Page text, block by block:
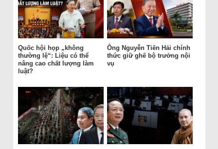
Quốc hội họp „không
thường lệ“: Liệu có thể
nâng cao chất lượng làm
luật?
Ông Nguyễn Tiến Hải chính
thức giữ ghế bộ trưởng nội
vụ